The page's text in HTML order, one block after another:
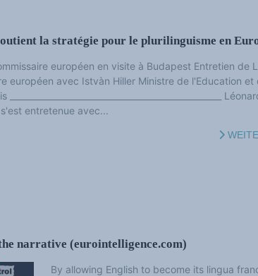
la stratégie pour le plurilinguisme en
européen en visite à Budapest Entretien de
européen avec Istvàn Hiller Ministre de l'Education et
entretenue avec...
narrative (eurointelligence.com)
By allowing English to become its lingua